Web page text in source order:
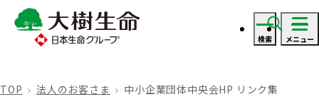
検索 メニュー
TOP 法人のお客さま 中小企業団体中央会HP リンク集